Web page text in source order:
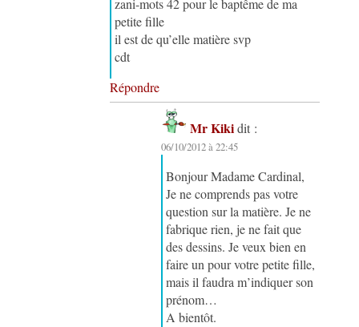
zani-mots 42 pour le baptême de ma
petite fille
il est de qu’elle matière svp
cdt
Répondre
Mr Kiki dit :
06/10/2012 à 22:45
Bonjour Madame Cardinal,
Je ne comprends pas votre
question sur la matière. Je ne
fabrique rien, je ne fait que
des dessins. Je veux bien en
faire un pour votre petite fille,
mais il faudra m’indiquer son
prénom…
A bientôt.